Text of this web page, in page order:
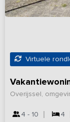
Virtuele
Overijssel,
4 - 10 4